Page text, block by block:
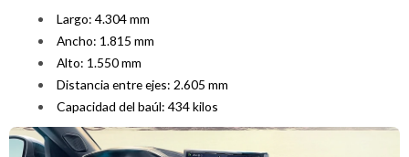
Largo: 4.304 mm
Ancho: 1.815 mm
Alto: 1.550 mm
Distancia entre ejes: 2.605 mm
Capacidad del baúl: 434 kilos